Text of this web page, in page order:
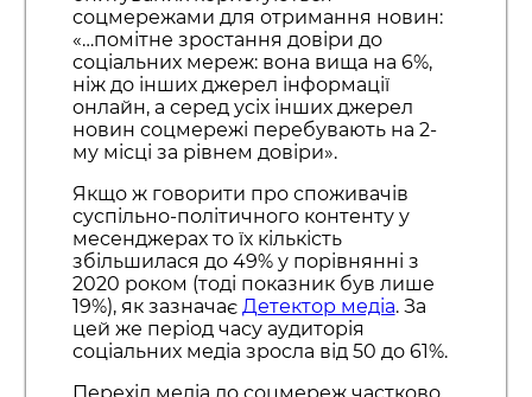
соцмережами для отримання новин:
«…помітне зростання довіри до
соціальних мереж: вона вища на 6%,
ніж до інших джерел інформації
онлайн, а серед усіх інших джерел
новин соцмережі перебувають на 2-
му місці за рівнем довіри».
Якщо ж говорити про споживачів
суспільно-політичного контенту у
месенджерах то їх кількість
збільшилася до 49% у порівнянні з
2020 роком (тоді показник був лише
19%), як зазначає Детектор медіа. За
цей же період часу аудиторія
соціальних медіа зросла від 50 до 61%.